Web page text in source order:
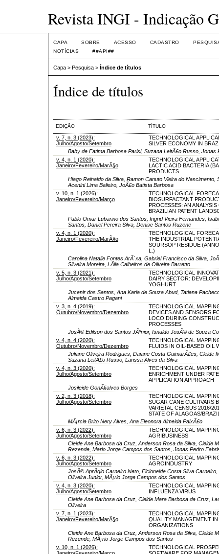
Revista INGI - Indicação
CAPA SOBRE ACESSO CADASTRO
NOTÍCIAS
##API##
Capa > Pesquisa > Índice de títulos
Índice de títulos
EDIÇÃO TÍTULO
v. 7, n. 3 (2023):
Julho/Agosto/Setembro
TECHNOLOGICAL
SILVER ECONOMY IN
Baby de Fatima Barbosa Parisi, Suzana LeitÃ£o Russo, Jonas
v. 4, n. 1 (2020):
Janeiro/Fevereiro/MarÃ§o
TECHNOLOGICAL
LACTIC ACID BACTERIA
PRODUCTS
Hiago Reinaldo da Silva, Ramon Canuto Vieira do
Acenini Lima Balieiro, JoÃ£o Batista Barbosa
v. 10, n. 1 (2026):
Janeiro/Fevereiro/Março
TECHNOLOGICAL
BIOSURFACTANT
PROCESSES: AN
BRAZILIAN PATENT
Pablo Omar Lubarino dos Santos, Ingrid Vieira Fernandes,
Santos, Daniel Pereira Silva, Denise Santos Ruzene
v. 4, n. 1 (2020):
Janeiro/Fevereiro/MarÃ§o
TECHNOLOGICAL
THE INDUSTRIAL
SOURSOP RESIDUE
L.)
Carolina Natalie Fontes ArÃ´xa, Gabriel Francisco da Silva,
Silveira Moreira, LÃ­lia Calheiros de Oliveira Barretto
v. 5, n. 3 (2021):
Julho/Agosto/Setembro
TECHNOLOGICAL
DAIRY SECTOR:
YOGHURT
Jucenir dos Santos, Ana Karla de Souza Abud, Tatiana
Almeida Castro Pagani
v. 3, n. 4 (2019):
Outubro/Novembro/Dezembro
TECHNOLOGICAL
DEVICES AND SENSORS
LOCO DURING
PROCESSES
JosÃ© Edilson dos Santos JÃºnior, Isnaldo JosÃ© de Souza
v. 4, n. 4 (2020):
Outubro/Novembro/Dezembro
TECHNOLOGICAL
FLUIDS IN OIL-BASED OIL
Juliane Oliveira Rodrigues, Daiane Costa GuimarÃ£es, Cleide
Suzana LeitÃ£o Russo, Larissa Alves da Silva
v. 4, n. 3 (2020):
Julho/Agosto/Setembro
TECHNOLOGICAL
ENRICHMENT UNDER
APPLICATION APPROACH
Josileide GonÃ§alves Borges
v. 2, n. 3 (2018):
Julho/Agosto/Setembro
TECHNOLOGICAL
SUGAR CANE CULTIVARS
VARIETAL CENSUS 2016/
STATE OF ALAGOAS/
MÃ¡rcia Brito Nery Alves, Ana Eleonora Almeida PaixÃ£o
v. 6, n. 3 (2022):
Julho/Agosto/Setembro
TECHNOLOGICAL
AGRIBUSINESS
Cleide Ane Barbosa da Cruz, Anderson Rosa da Silva, Cleide
Rezende, Mario Jorge Campos dos Santos, Jonas Pedro
v. 6, n. 3 (2022):
Julho/Agosto/Setembro
TECHNOLOGICAL
AGROINDUSTRY
JosÃ© AprÃ­gio Carneiro Neto, Elcioneide Costa Silva
Oliveira Junior, MÃ¡rio Jorge Campos dos Santos
v. 4, n. 3 (2020):
Julho/Agosto/Setembro
TECHNOLOGICAL
INFLUENZA VIRUS
Cleide Ane Barbosa da Cruz, Cleide Mara Barbosa da Cruz,
Oliveira
v. 7, n. 1 (2023):
Janeiro/Fevereiro/MarÃ§o
TECHNOLOGICAL
QUALITY MANAGEMENT IN
ORGANIZATIONS
Cleide Ane Barbosa da Cruz, Anderson Rosa da Silva, Cleide
Rezende, MÃ¡rio Jorge Campos dos Santos
v. 10, n. 1 (2026):
TECHNOLOGICAL